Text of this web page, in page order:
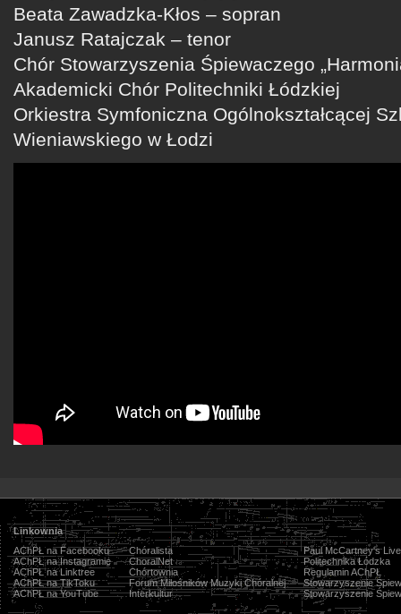
Beata Zawadzka-Kłos – sopran
Janusz Ratajczak – tenor
Chór Stowarzyszenia Śpiewaczego
Akademicki Chór Politechniki Łódzkiej
Orkiestra Symfoniczna Ogólnokształcącej
Wieniawskiego w Łodzi
Linkownia
AChPŁ na Facebooku
AChPŁ na Instagramie
AChPŁ na Linktree
AChPŁ na TikToku
AChPŁ na YouTube
Chóralista
ChoralNet
Chórtownia
Forum Miłośników Muzyki Chóralnej
Interkultur
Paul McCartney's
Politechnika Łódzka
Regulamin AChPŁ
Stowarzyszenie
Stowarzyszenie